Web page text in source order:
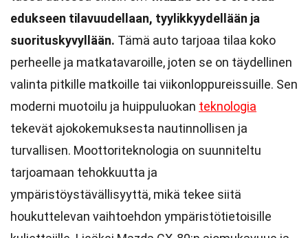
edukseen tilavuudellaan, tyylikkyydellään ja
suorituskyvyllään. Tämä auto tarjoaa tilaa koko
perheelle ja matkatavaroille, joten se on täydellinen
valinta pitkille matkoille tai viikonloppureissuille. Sen
moderni muotoilu ja huippuluokan teknologia
tekevät ajokokemuksesta nautinnollisen ja
turvallisen. Moottoriteknologia on suunniteltu
tarjoamaan tehokkuutta ja
ympäristöystävällisyyttä, mikä tekee siitä
houkuttelevan vaihtoehdon ympäristötietoisille